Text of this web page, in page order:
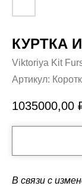
КУРТКА
Viktoriya Kit
Артикул:
1035000,00
В связи с